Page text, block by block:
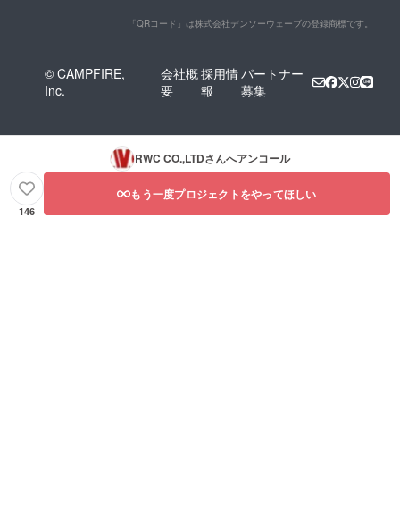
「QRコード」は株式会社デンソーウェーブの登録商標です。
© CAMPFIRE,
Inc.
会社概
要
採用情
報
パートナー
募集
RWC CO.,LTDさんへアンコール
146
もう一度プロジェクトをやってほしい